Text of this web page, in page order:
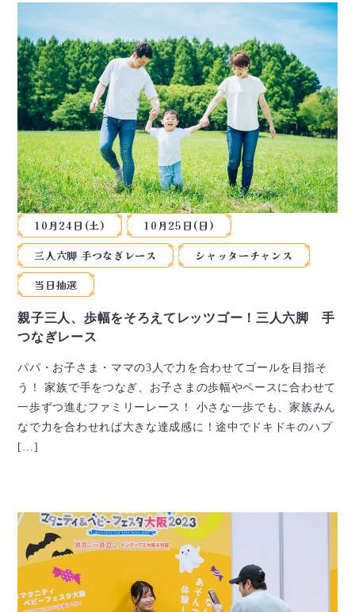
10月24日(土)
10月25日(日)
三人六脚 手つなぎレース
シャッターチャンス
当日抽選
親子三人、歩幅をそろえてレッツゴー！三人六脚 手
つなぎレース
パパ・お子さま・ママの3人で力を合わせてゴールを目指そ
う！ 家族で手をつなぎ、お子さまの歩幅やペースに合わせて
一歩ずつ進むファミリーレース！ 小さな一歩でも、家族みん
なで力を合わせれば大きな達成感に！途中でドキドキのハプ
[…]